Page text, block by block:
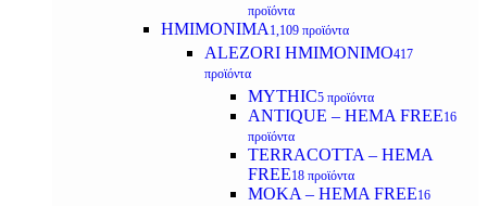
προϊόντα
ΗΜΙΜΟΝΙΜΑ 1,109 προϊόντα
ALEZORI ΗΜΙΜΟΝΙΜΟ417
προϊόντα
MYTHIC5 προϊόντα
ANTIQUE – HEMA FREE16
προϊόντα
TERRACOTTA – HEMA
FREE18 προϊόντα
MOKA – HEMA FREE16